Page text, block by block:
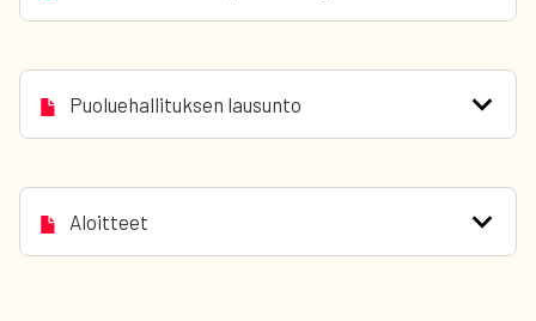
Puoluehallituksen lausunto
Aloitteet